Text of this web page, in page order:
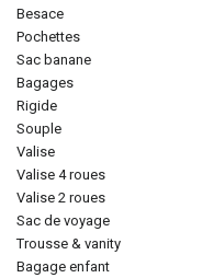
besace
pochettes
sac banane
bagages
rigide
souple
valise
valise 4 roues
valise 2 roues
sac de voyage
trousse & vanity
bagage enfant